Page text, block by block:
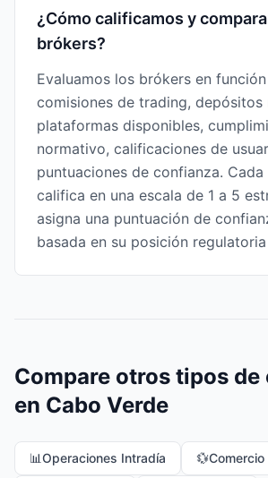
¿Cómo calificamos y
brókers?
Evaluamos los brókers en
comisiones de trading, depósitos
plataformas disponibles,
normativo, calificaciones de
puntuaciones de confianza.
califica en una escala de 1 a 5
asigna una puntuación de
basada en su posición
Compare otros tipos de
en Cabo Verde
📊Operaciones Intradía 💱Comercio